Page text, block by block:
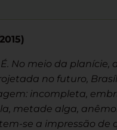
No meio da planície,
no futuro,
incompleta,
metade alga,
tem-se a impressão de